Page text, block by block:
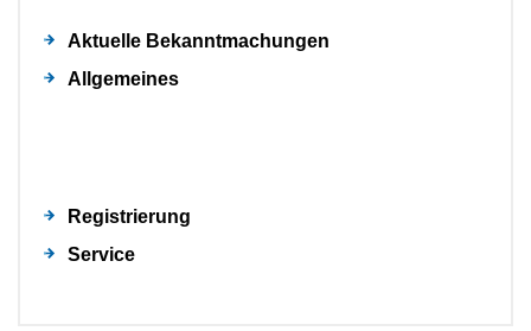
Aktuelle Bekanntmachungen
Allgemeines
Registrierung
Service